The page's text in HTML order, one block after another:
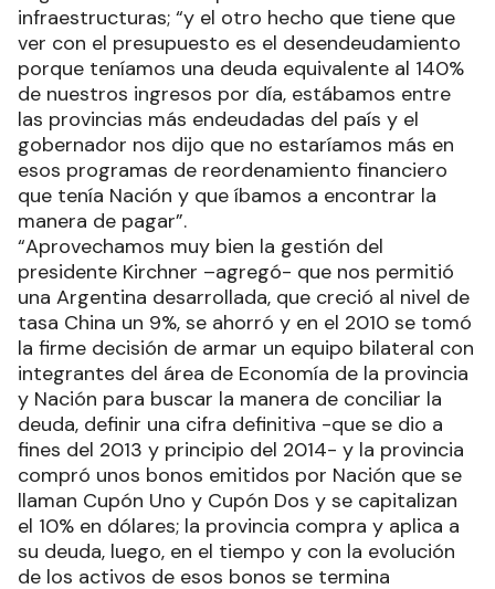
infraestructuras; “y el otro hecho que tiene que
ver con el presupuesto es el desendeudamiento
porque teníamos una deuda equivalente al 140%
de nuestros ingresos por día, estábamos entre
las provincias más endeudadas del país y el
gobernador nos dijo que no estaríamos más en
esos programas de reordenamiento financiero
que tenía Nación y que íbamos a encontrar la
manera de pagar”.
“Aprovechamos muy bien la gestión del
presidente Kirchner –agregó- que nos permitió
una Argentina desarrollada, que creció al nivel de
tasa China un 9%, se ahorró y en el 2010 se tomó
la firme decisión de armar un equipo bilateral con
integrantes del área de Economía de la provincia
y Nación para buscar la manera de conciliar la
deuda, definir una cifra definitiva -que se dio a
fines del 2013 y principio del 2014- y la provincia
compró unos bonos emitidos por Nación que se
llaman Cupón Uno y Cupón Dos y se capitalizan
el 10% en dólares; la provincia compra y aplica a
su deuda, luego, en el tiempo y con la evolución
de los activos de esos bonos se termina